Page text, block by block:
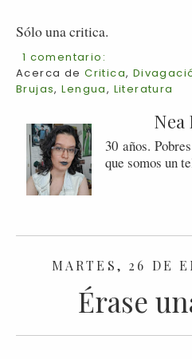
Sólo una critica.
1 comentario:
Acerca deCritica,
Brujas,Lengua, Literatura
Nea
30 años.
que somos un
MARTES, 26 DE
Érase